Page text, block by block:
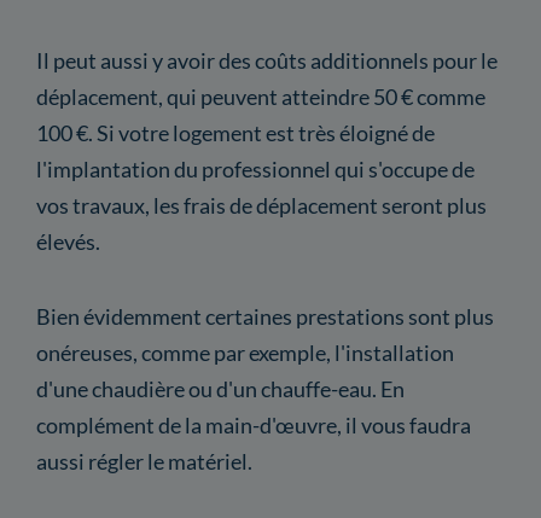
Il peut aussi y avoir des coûts additionnels pour le
déplacement, qui peuvent atteindre 50 € comme
100 €. Si votre logement est très éloigné de
l'implantation du professionnel qui s'occupe de
vos travaux, les frais de déplacement seront plus
élevés.
Bien évidemment certaines prestations sont plus
onéreuses, comme par exemple, l'installation
d'une chaudière ou d'un chauffe-eau. En
complément de la main-d'œuvre, il vous faudra
aussi régler le matériel.